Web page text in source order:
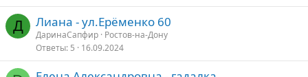
Д Лиана - ул.Ерëменко 60
ДаринаСапфир Ростов-на-Дону
Ответы 5 16.09.2024